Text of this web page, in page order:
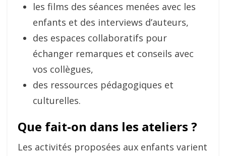
les films des séances menées avec les
enfants et des interviews d’auteurs,
des espaces collaboratifs pour
échanger remarques et conseils avec
vos collègues,
des ressources pédagogiques et
culturelles.
Que fait-on dans les ateliers ?
Les activités proposées aux enfants varient